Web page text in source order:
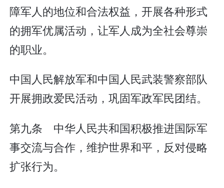
障军人的地位和合法权益，开展各种形式
的拥军优属活动，让军人成为全社会尊崇
的职业。
中国人民解放军和中国人民武装警察部队
开展拥政爱民活动，巩固军政军民团结。
第九条 中华人民共和国积极推进国际军
事交流与合作，维护世界和平，反对侵略
扩张行为。